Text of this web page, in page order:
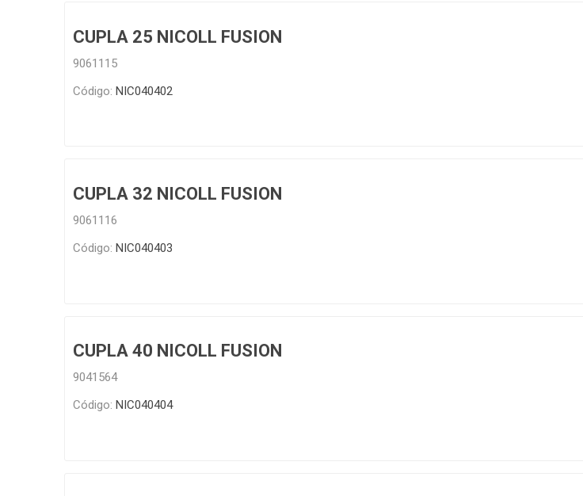
CUPLA 25 NICOLL FUSION
9061115
Código: NIC040402
CUPLA 32 NICOLL FUSION
9061116
Código: NIC040403
CUPLA 40 NICOLL FUSION
9041564
Código: NIC040404